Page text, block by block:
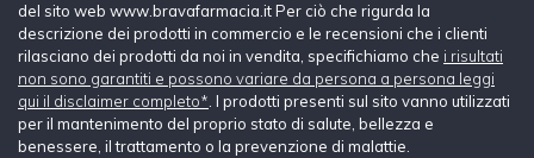
del sito web www.bravafarmacia.it Per ciò che rigurda la
descrizione dei prodotti in commercio e le recensioni che i clienti
rilasciano dei prodotti da noi in vendita, specifichiamo che i risultati
non sono garantiti e possono variare da persona a persona leggi
qui il disclaimer completo* . I prodotti presenti sul sito vanno utilizzati
per il mantenimento del proprio stato di salute, bellezza e
benessere, il trattamento o la prevenzione di malattie.